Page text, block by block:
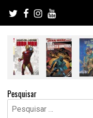
content
Pesquisar
Pesquisar
por: